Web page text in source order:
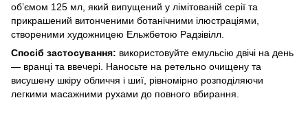
об’ємом 125 мл, який випущений у лімітованій серії та
прикрашений витонченими ботанічними ілюстраціями,
створеними художницею Ельжбетою Радзівілл.
Спосіб застосування: використовуйте емульсію двічі на день
— вранці та ввечері. Наносьте на ретельно очищену та
висушену шкіру обличчя і шиї, рівномірно розподіляючи
легкими масажними рухами до повного вбирання.